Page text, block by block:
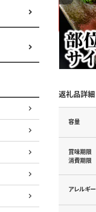
返礼品詳細
容量
賞味期限
消費期限
アレルギー